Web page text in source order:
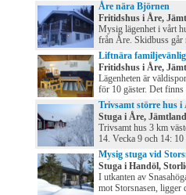
Åre nära Björnen
Fritidshus i Åre,
Mysig lägenhet i vårt
från Åre. Skidbuss går
Liftnära
Fritidshus i Åre,
Lägenheten är
för 10 gäster. Det finns
Trivsamt större hus i
Stuga i Åre, Jämtland
Trivsamt hus 3 km
14. Vecka 9 och 14:
Mysig stuga vid
Stuga i Handöl,
I utkanten av
mot Storsnasen, ligger